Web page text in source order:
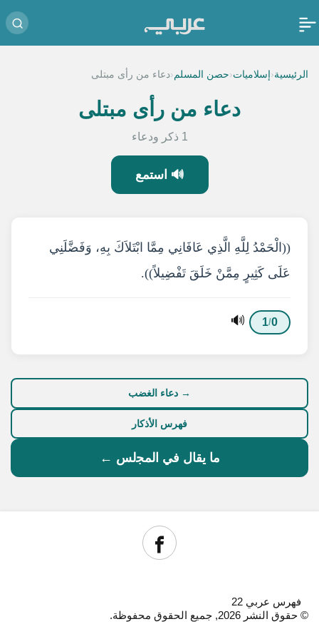
الرئيسية‹ إسلاميات‹حصن المسلم‹دعاء من رأى مبتلى
دعاء من رأى مبتلى
1 ذكر ودعاء
🔊 استمع
((الْحَمْدُ لِلَّهِ الَّذِي عَافَانِي مِمَّا ابْتَلاَكَ بِهِ، وَفَضَّلَنِي
عَلَى كَثِيرٍ مِمَّنْ خَلَقَ تَفْضِيلاً)).
0
/
1
🔊
→ دعاء الغضب
فهرس الأذكار
ما يقال في اﻟﻤﺠلس ←
فهرس عربي 22
© حقوق النشر 2026, جميع الحقوق محفوظة.